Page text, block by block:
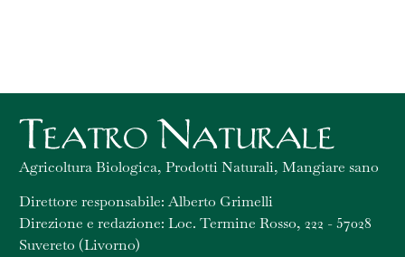
Agricoltura Biologica, Prodotti Naturali, Mangiare sano
Direttore responsabile: Alberto Grimelli
Direzione e redazione: Loc. Termine Rosso, 222 - 57028
Suvereto (Livorno)